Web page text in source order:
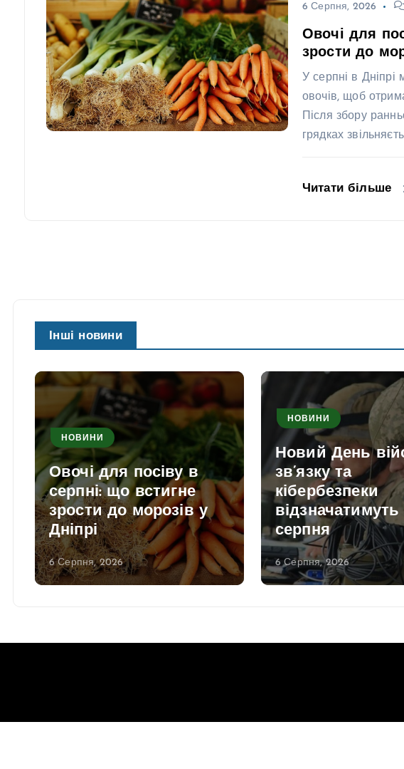
6 Серпня, 2026
Овочі для
зрости до
У серпні в Дніпрі
овочів, щоб
Після збору
грядках
Читати більше
Інші новини
НОВИНИ
Овочі для посіву в
серпні: що встигне
зрости до морозів у
Дніпрі
6 Серпня, 2026
НОВИНИ
Новий День
зв’язку та
кібербезпеки
відзначатимуть
серпня
6 Серпня, 2026